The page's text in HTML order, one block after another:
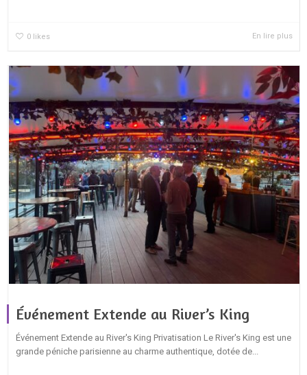
0 likes En lire plus
Événement Extende au River’s King
Événement Extende au River's King Privatisation Le River's King est une
grande péniche parisienne au charme authentique, dotée de...